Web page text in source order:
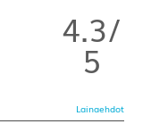
4.3/
5
Lainaehdot